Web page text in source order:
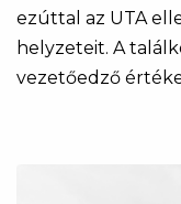
ezúttal az UTA
helyzeteit. A
vezetőedző